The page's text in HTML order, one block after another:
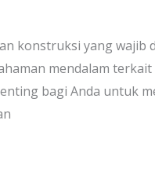
konstruksi yang
mendalam
bagi Anda untuk